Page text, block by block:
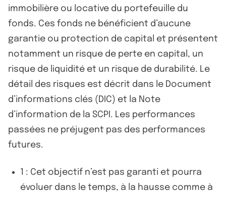
immobilière ou locative du portefeuille du
fonds. Ces fonds ne bénéficient d’aucune
garantie ou protection de capital et présentent
notamment un risque de perte en capital, un
risque de liquidité et un risque de durabilité. Le
détail des risques est décrit dans le Document
d’informations clés (DIC) et la Note
d’information de la SCPI. Les performances
passées ne préjugent pas des performances
futures.
1 : Cet objectif n’est pas garanti et pourra
évoluer dans le temps, à la hausse comme à